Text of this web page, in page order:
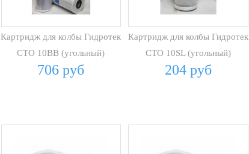
Картридж для колбы Гидротек
СТО 10BB (угольный)
706 руб
Картридж для колбы Гидротек
СТО 10SL (угольный)
204 руб